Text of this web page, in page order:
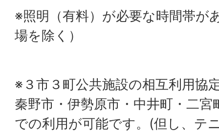
※照明（有料）が必要な時間帯が
場を除く）
※３市３町公共施設の相互利用協
秦野市・伊勢原市・中井町・二
での利用が可能です。(但し、テ